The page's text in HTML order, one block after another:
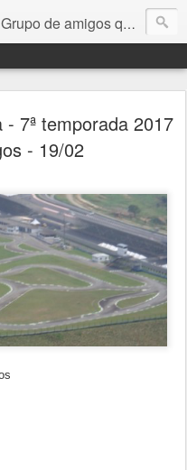
Grupo de amigos que adoram pilotar e se reúnem uma vez por mês para a disputa de um campeonato competitivo e amigável. Granja Viana, Interlagos, Paulínia e Aldeia da Serra. Troféus e medalhas em todas as etapas para os 6 primeiros colocados + pole position e volta mais rápida da prova. Campeonato por pilotos e por equipe com troféus para os 3 primeiros + cada piloto da equipe campeã. Medalhas para todos os participantes.
- 7ª temporada 2017
- 19/02